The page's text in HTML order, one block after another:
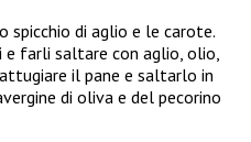
spicchio di aglio e le carote.
e farli saltare con aglio, olio,
il pane e saltarlo in
di oliva e del pecorino